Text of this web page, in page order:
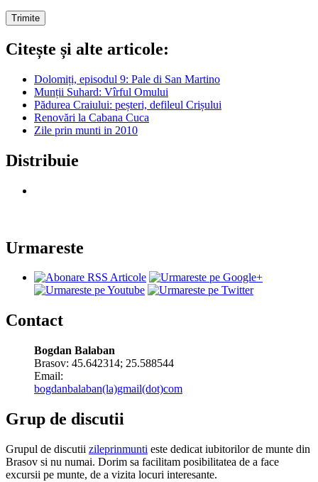
Citește și alte articole:
Dolomiți, episodul 9: Pale di San Martino
Munții Suhard: Vîrful Omului
Pădurea Craiului: peșteri, defileul Crișului
Renovări la Cabana Cuca
Zile prin munti in 2010
Distribuie
Urmareste
Contact
Bogdan Balaban
Brasov: 45.642314; 25.588544
Email:
bogdanbalaban(la)gmail(dot)com
Grup de discutii
Grupul de discutii zileprinmunti este dedicat iubitorilor de munte din
Brasov si nu numai. Dorim sa facilitam posibilitatea de a face
excursii pe munte, de a vizita locuri interesante.